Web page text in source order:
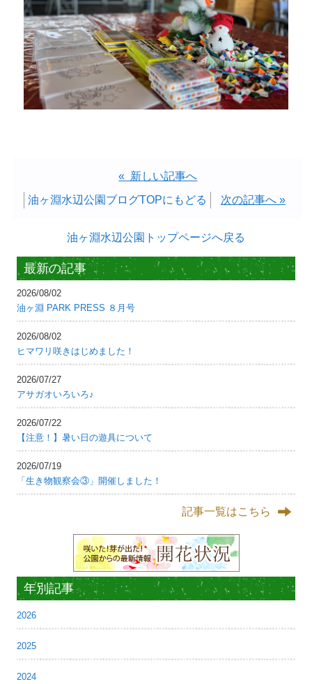
« 新しい記事へ
油ヶ淵水辺公園ブログTOPにもどる
次の記事へ »
油ヶ淵水辺公園トップページへ戻る
最新の記事
2026/08/02
油ヶ淵 PARK PRESS ８月号
2026/08/02
ヒマワリ咲きはじめました！
2026/07/27
アサガオいろいろ♪
2026/07/22
【注意！】暑い日の遊具について
2026/07/19
「生き物観察会③」開催しました！
記事一覧はこちら
年別記事
2026
2025
2024